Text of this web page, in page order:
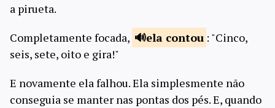
a pirueta.
Completamente focada,
ela contou : "Cinco,
seis, sete, oito e gira!"
E novamente ela falhou. Ela simplesmente não
conseguia se manter nas pontas dos pés. E, quando